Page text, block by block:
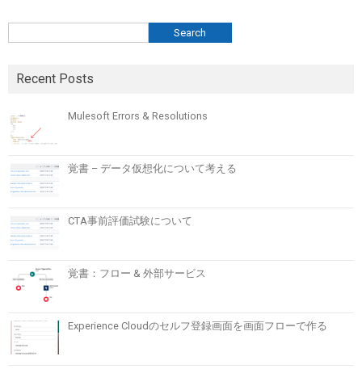
検索
Search
Recent Posts
Mulesoft Errors & Resolutions
覚書 – データ仮想化について考える
CTA事前評価試験について
覚書：フロー & 外部サービス
Experience Cloudのセルフ登録画面を画面フローで作る